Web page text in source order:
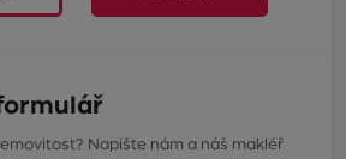
Napište nám a náš makléř